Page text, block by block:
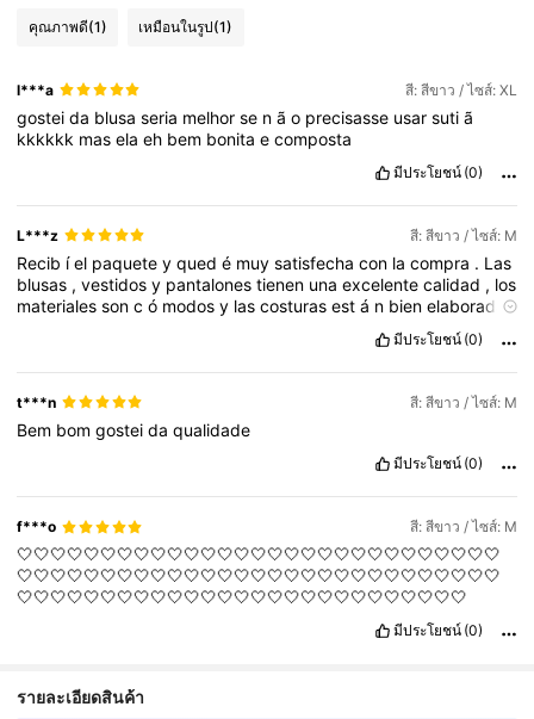
คุณภาพดี(1) เหมือนในรูป(1)
l***a สี: สีขาว / ไซส์: XL
gosteida blusaseria melhorse não precisasse usarsutiã
kkkkkk maselaeh bem bonitaecomposta
มีประโยชน์ (0)
L***z สี: สีขาว / ไซส์: M
Recib íel paqueteyquedé muysatisfechacon lacompra . Las
blusas ,vestidosy pantalonestienen unaexcelentecalidad , los
materialessoncó modosy lascosturasestá n bienelaboradas
mostradas y
tallassonadecuadasy
elajusteesfavorecedor.Destacolavariedaddediseños,ya
permite crear
distintas
ocasiones. El empaque entregafue
puntual. Engeneral,considero
recomiendoaquienes
conbuen
⭐⭐⭐⭐⭐
มีประโยชน์ (0)
t***n สี: สีขาว / ไซส์: M
Bem bomgosteidaqualidade
มีประโยชน์ (0)
f***o สี: สีขาว / ไซส์: M
🤍🤍🤍🤍🤍🤍🤍🤍🤍🤍🤍🤍🤍🤍🤍🤍🤍🤍🤍🤍🤍🤍🤍🤍🤍🤍🤍🤍🤍
🤍🤍🤍🤍🤍🤍🤍🤍🤍🤍🤍🤍🤍🤍🤍🤍🤍🤍🤍🤍🤍🤍🤍🤍🤍🤍🤍🤍🤍
🤍🤍🤍🤍🤍🤍🤍🤍🤍🤍🤍🤍🤍🤍🤍🤍🤍🤍🤍🤍🤍🤍🤍🤍🤍🤍🤍
มีประโยชน์ (0)
รายละเอียดสินค้า